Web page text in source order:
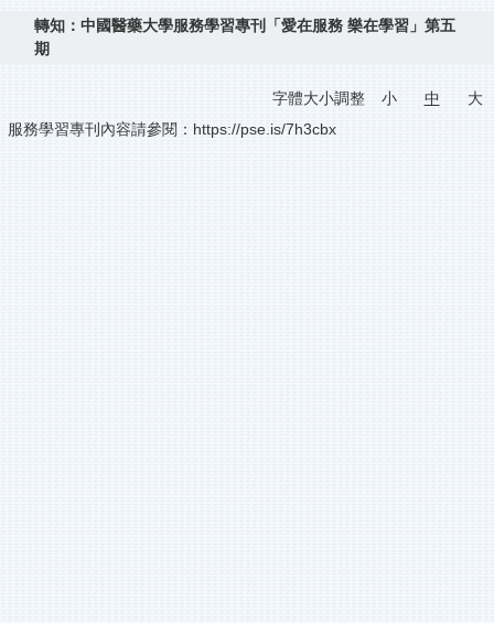
轉知：中國醫藥大學服務學習專刊「愛在服務 樂在學習」第五
期
字體大小調整 小 中
大
服務學習專刊內容請參閱：https://pse.is/7h3cbx